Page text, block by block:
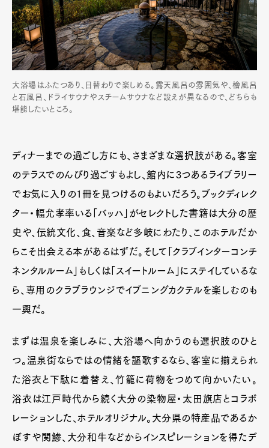
大浴場はふたつあり、日替わりで楽しめる。露天風呂の雰囲気や、檜風呂
と石風呂、ドライサウナやスチームサウナなど設えが異なるので、どちらも
堪能したいところ。
ディナーまでの過ごし方にも、さまざまな選択肢がある。客室
のテラスでのんびり過ごすもよし、館内に3つあるライブラリー
でお気に入りの1冊を見つけるのもよいだろう。ブックディレク
ター・幅允孝率いる「バッハ」がセレクトした書籍は大分の歴
史や、伝統文化、食、音楽など多岐にわたり、このホテルだか
らこそ出会える本があるはずだ。そして「クラブインターコンチ
ネンタルルーム」もしくは「スイートルーム」にステイしているな
ら、専用のクラブラウンジでイブニングカクテルを楽しむのも
一興だ。
まずは温泉を楽しみに、大浴場へ向かうのも選択肢のひと
つ。温泉街ならではの情緒を謳歌するなら、客室に揃えられ
た浴衣と下駄に着替え、竹籠に荷物をつめて向かいたい。
浴衣は江戸時代から続く大分の染物屋・太田旗店とコラボ
レーションした、ホテルオリジナル。大分県の特産品であるか
ぼすや関鯵、大分和牛などからインスピレーションを得たデ